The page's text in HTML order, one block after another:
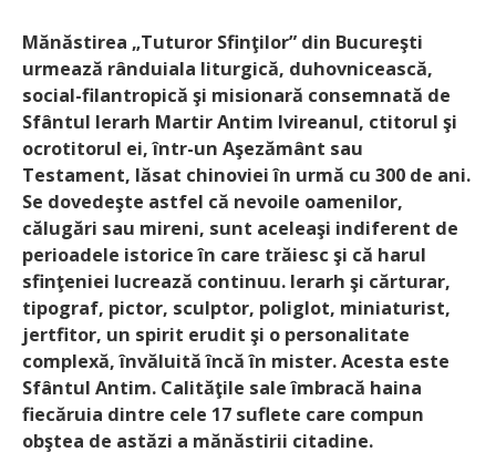
Mănăstirea „Tuturor Sfinţilor” din Bucureşti
urmează rânduiala liturgică, duhovnicească,
social-filantropică şi misionară consemnată de
Sfântul Ierarh Martir Antim Ivireanul, ctitorul şi
ocrotitorul ei, într-un Aşezământ sau
Testament, lăsat chinoviei în urmă cu 300 de ani.
Se dovedeşte astfel că nevoile oamenilor,
călugări sau mireni, sunt aceleaşi indiferent de
perioadele istorice în care trăiesc şi că harul
sfinţeniei lucrează continuu. Ierarh şi cărturar,
tipograf, pictor, sculptor, poliglot, miniaturist,
jertfitor, un spirit erudit şi o personalitate
complexă, învăluită încă în mister. Acesta este
Sfântul Antim. Calităţile sale îmbracă haina
fiecăruia dintre cele 17 suflete care compun
obştea de astăzi a mănăstirii citadine.